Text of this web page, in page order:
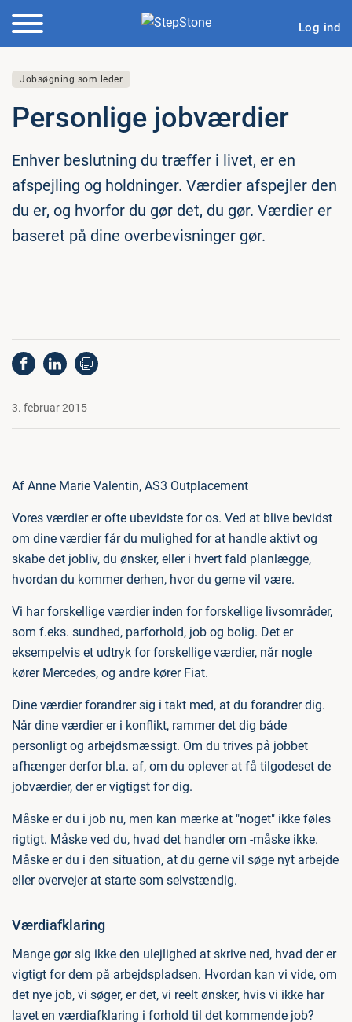
Log ind
Jobsøgning som leder
Per­son­li­ge job­vær­di­er
Enhver beslutning du træffer i livet, er en
afspejling og holdninger. Værdier afspejler den
du er, og hvorfor du gør det, du gør. Værdier er
baseret på dine overbevisninger gør.
3. februar 2015
Af Anne Marie Valentin, AS3 Outplacement
Vores værdier er ofte ubevidste for os. Ved at blive bevidst
om dine værdier får du mulighed for at handle aktivt og
skabe det jobliv, du ønsker, eller i hvert fald planlægge,
hvordan du kommer derhen, hvor du gerne vil være.
Vi har forskellige værdier inden for forskellige livsområder,
som f.eks. sundhed, parforhold, job og bolig. Det er
eksempelvis et udtryk for forskellige værdier, når nogle
kører Mercedes, og andre kører Fiat.
Dine værdier forandrer sig i takt med, at du forandrer dig.
Når dine værdier er i konflikt, rammer det dig både
personligt og arbejdsmæssigt. Om du trives på jobbet
afhænger derfor bl.a. af, om du oplever at få tilgodeset de
jobværdier, der er vigtigst for dig.
Måske er du i job nu, men kan mærke at "noget" ikke føles
rigtigt. Måske ved du, hvad det handler om -måske ikke.
Måske er du i den situation, at du gerne vil søge nyt arbejde
eller overvejer at starte som selvstændig.
Værdiafklaring
Mange gør sig ikke den ulejlighed at skrive ned, hvad der er
vigtigt for dem på arbejdspladsen. Hvordan kan vi vide, om
det nye job, vi søger, er det, vi reelt ønsker, hvis vi ikke har
lavet en værdiafklaring i forhold til det kommende job?